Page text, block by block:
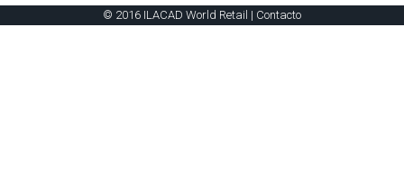
© 2016 ILACAD World Retail | Contacto